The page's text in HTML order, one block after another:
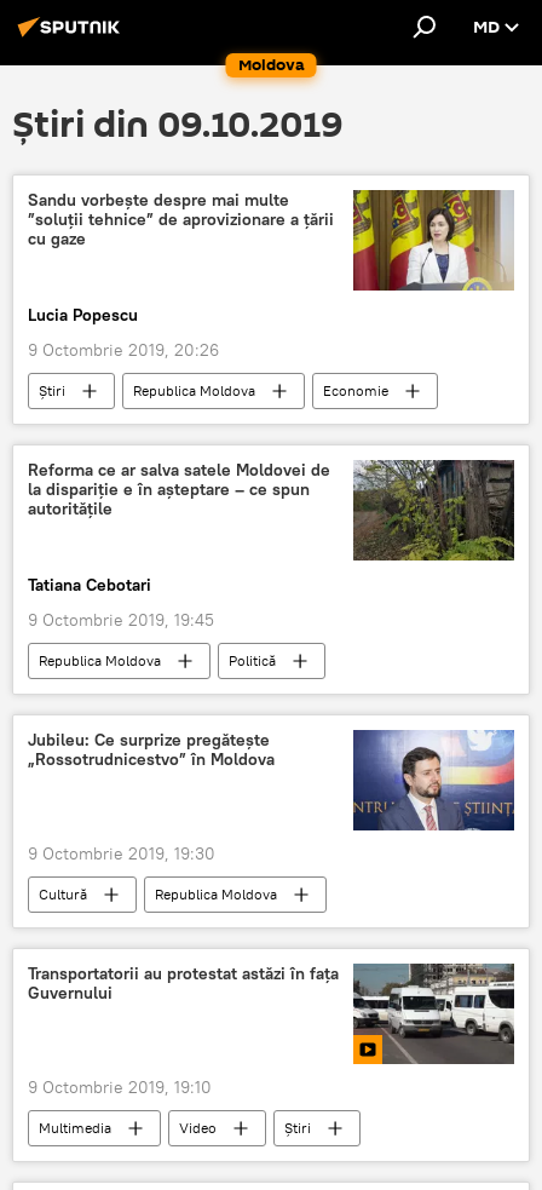
Moldova
MD
Știri din 09.10.2019
Sandu vorbește despre mai multe
”soluții tehnice” de aprovizionare a țării
cu gaze
Lucia Popescu
9 Octombrie 2019, 20:26
Știri Republica Moldova
Economie
gaz
consumator
Moldovagaz
Gazprom
Reforma ce ar salva satele Moldovei de
la dispariție e în așteptare – ce spun
autoritățile
Tatiana Cebotari
9 Octombrie 2019, 19:45
Republica Moldova
Politică
Economie
Societate
Analitică
Știri
Jubileu: Ce surprize pregătește
„Rossotrudnicestvo” în Moldova
9 Octombrie 2019, 19:30
Cultură
Republica Moldova
Rossotrudnicestvo
Jubileu
program
activități
Transportatorii au protestat astăzi în fața
Guvernului
9 Octombrie 2019, 19:10
Multimedia Video
Știri
Republica Moldova
Informații
greva